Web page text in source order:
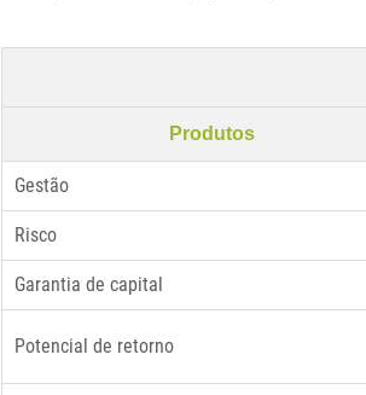
Produtos
Gestão
Risco
Garantia de capital
Potencial de retorno